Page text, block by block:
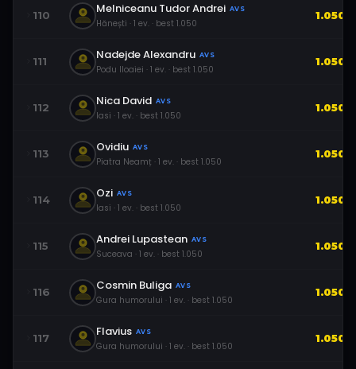
110 Melniceanu Tudor Andrei AVS
Hănești · 1 ev. · best 1.050
1.050
111 Nadejde Alexandru AVS
Podu Iloaiei · 1 ev. · best 1.050
1.050
112 Nica David AVS
Iasi · 1 ev. · best 1.050
1.050
113 Ovidiu AVS
Piatra Neamț · 1 ev. · best 1.050
1.050
114 Ozi AVS
Iasi · 1 ev. · best 1.050
1.050
115 Andrei Lupastean AVS
Suceava · 1 ev. · best 1.050
1.050
116 Cosmin Buliga AVS
Gura humorului · 1 ev. · best 1.050
1.050
117 Flavius AVS
Gura humorului · 1 ev. · best 1.050
1.050